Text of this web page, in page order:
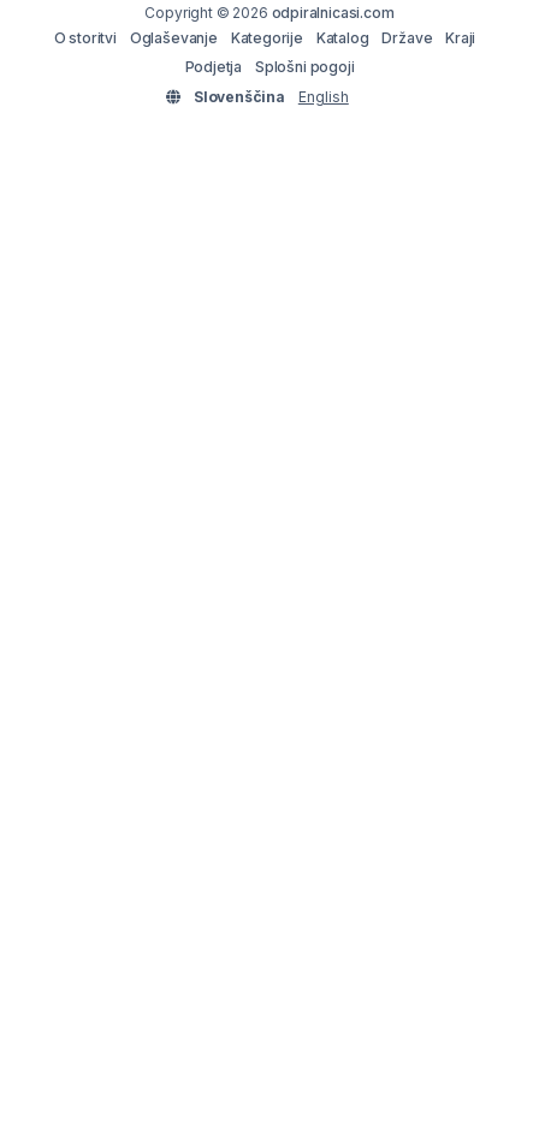
Copyright © 2026 odpiralnicasi.com
O storitvi
Oglaševanje Kategorije Katalog Države
Kraji
Podjetja
Splošni pogoji
Slovenščina
English